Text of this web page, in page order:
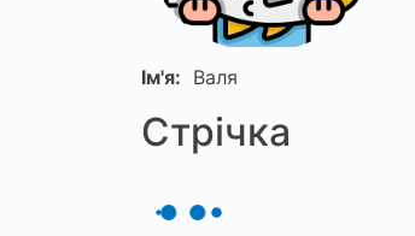
Ім'я: Валя
Стрічка